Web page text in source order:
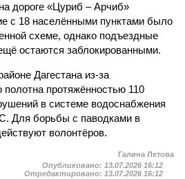
дороге «Цуриб – Арчиб»
с 18 населёнными пунктами было
схеме, однако подъездные
остаются заблокированными.
Дагестана из-за
полотна протяжённостью 110
в системе водоснабжения
Для борьбы с паводками в
волонтёров.
Галина Летова
Опубликовано: 13.07.2026 16:12
Отредактировано: 13.07.2026 16:12